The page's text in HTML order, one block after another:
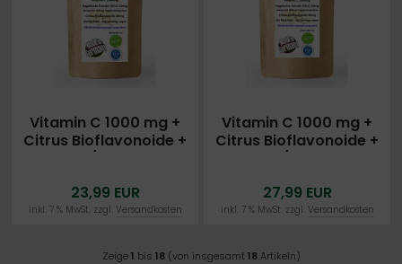
Vitamin C 1000 mg +
Citrus Bioflavonoide +
Rosehips/Hagebutte -
23,99 EUR
inkl. 7 % MwSt. zzgl. Versandkosten
Vitamin C 1000 mg +
Citrus Bioflavonoide +
Rosehips/Hagebutte -
27,99 EUR
inkl. 7 % MwSt. zzgl. Versandkosten
Zeige1 bis 18(von insgesamt 18Artikeln)